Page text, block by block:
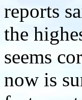
reports
the
seems
now is